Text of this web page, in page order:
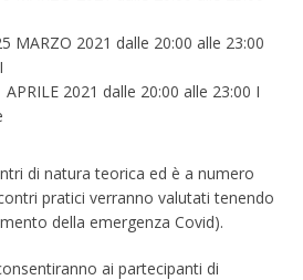
MARZO 2021 dalle 20:00 alle 23:00
2021 dalle 20:00 alle 23:00 I
di natura teorica ed è a numero
pratici verranno valutati tenendo
della emergenza Covid).
ai partecipanti di